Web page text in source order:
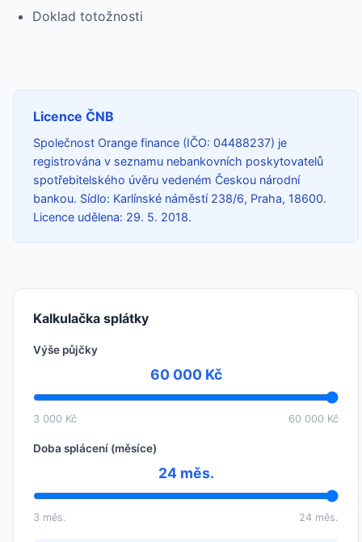
Doklad totožnosti
Licence ČNB
Společnost Orange finance (IČO: 04488237) je
registrována v seznamu nebankovních poskytovatelů
spotřebitelského úvěru vedeném Českou národní
bankou. Sídlo: Karlínské náměstí 238/6, Praha, 18600.
Licence udělena: 29. 5. 2018.
Kalkulačka splátky
Výše půjčky
60 000 Kč
3 000 Kč 60 000 Kč
Doba splácení (měsíce)
24 měs.
3 měs. 24 měs.